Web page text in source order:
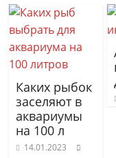
Каких рыбок
заселяют в
аквариумы
на 100 л
14.01.2023